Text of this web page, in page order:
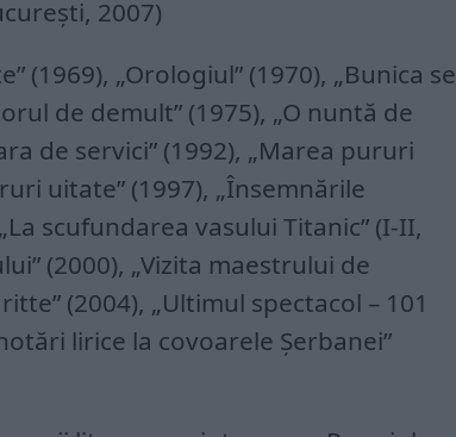
2007)
(1969), „Orologiul” (1970), „Bunica se
de demult” (1975), „O nuntă de
de servici” (1992), „Marea pururi
uitate” (1997), „Însemnările
scufundarea vasului Titanic” (I-II,
(2000), „Vizita maestrului de
(2004), „Ultimul spectacol – 101
lirice la covoarele Şerbanei”